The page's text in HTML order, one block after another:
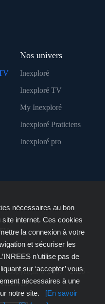
Nos univers
Inexploré
Inexploré TV
My Inexploré
Inexploré Praticiens
Inexploré pro
- Copyright © 2007 - 2026 -
nécessaires au bon
internet. Ces cookies
la connexion à votre
et sécuriser les
n’utilise pas de
sur ‘accepter’ vous
nécessaires à une
notre site.
[En savoir